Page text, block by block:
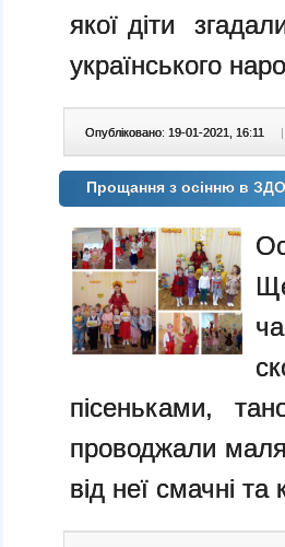
якої діти
українського
Опубліковано: 19-01-2021, 16:11 |
Прощання з осінню в
пісеньками,
проводжали
від неї смачні та